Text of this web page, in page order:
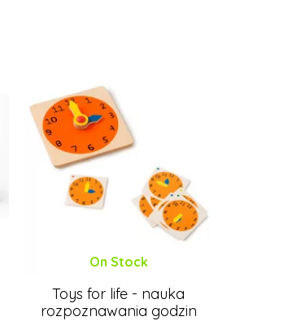
On Stock
Toys for life - nauka
rozpoznawania godzin